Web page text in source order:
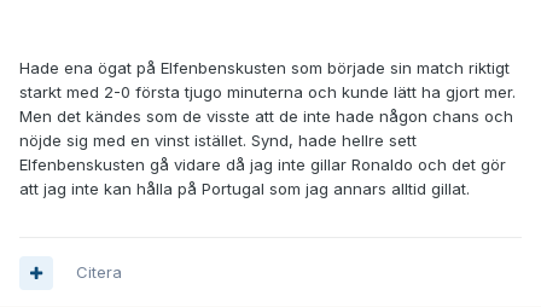
Hade ena ögat på Elfenbenskusten som började sin match riktigt
starkt med 2-0 första tjugo minuterna och kunde lätt ha gjort mer.
Men det kändes som de visste att de inte hade någon chans och
nöjde sig med en vinst istället. Synd, hade hellre sett
Elfenbenskusten gå vidare då jag inte gillar Ronaldo och det gör
att jag inte kan hålla på Portugal som jag annars alltid gillat.
Citera